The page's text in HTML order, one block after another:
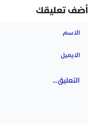
أضف تعليقك